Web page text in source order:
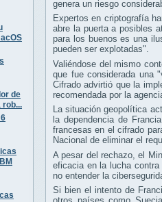
de
rob...
genera un riesgo
Expertos en criptografía
abre la puerta a posibles
para los buenos es una
pueden ser explotadas".
Valiéndose del mismo
que fue considerada una
Cifrado advirtió que la
recomendada por la
La situación geopolítica
la dependencia de
francesas en el cifrado
Nacional de eliminar el
A pesar del rechazo, el
eficacia en la lucha
no entender la
Si bien el intento de